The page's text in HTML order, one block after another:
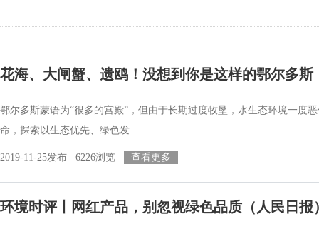
花海、大闸蟹、遗鸥！没想到你是这样的鄂尔多斯
鄂尔多斯蒙语为“很多的宫殿”，但由于长期过度牧垦，水生态环境一度
命，探索以生态优先、绿色发......
2019-11-25发布 6226浏览 查看更多
环境时评丨网红产品，别忽视绿色品质（人民日报